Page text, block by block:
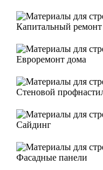
Капитальный ремонт
Евроремонт дома
Стеновой
Сайдинг
Фасадные панели